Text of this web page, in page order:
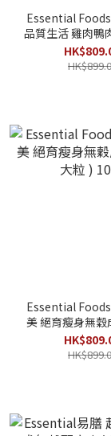
Essential
品質生活 雞肉鴨
Essential
美 絕育瘦身無穀
大粒 )